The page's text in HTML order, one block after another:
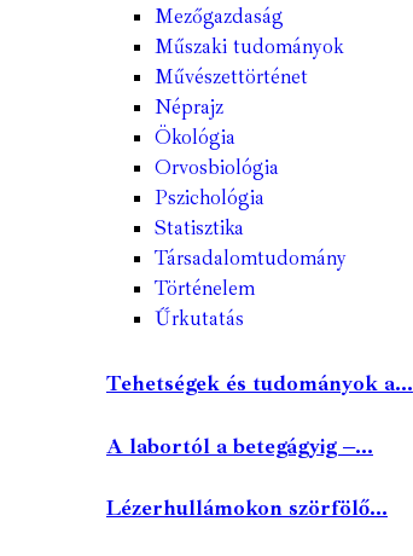
Mezőgazdaság
Műszaki tudományok
Művészettörténet
Néprajz
Ökológia
Orvosbiológia
Pszichológia
Statisztika
Társadalomtudomány
Történelem
Űrkutatás
Tehetségek és tudományok a...
A labortól a betegágyig –...
Lézerhullámokon szörfölő...